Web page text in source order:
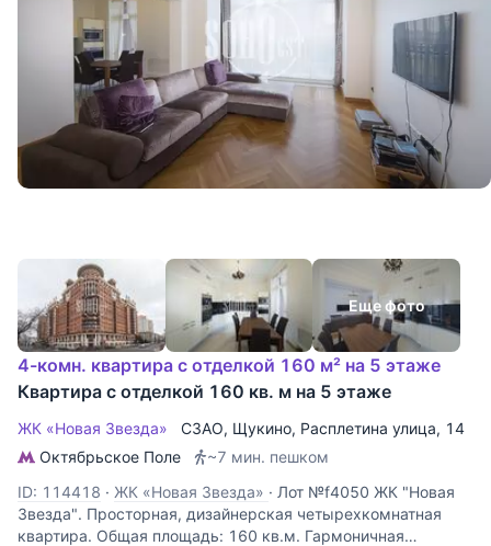
Еще фото
4-комн. квартира с отделкой 160 м² на 5 этаже
Квартира с отделкой 160 кв. м на 5 этаже
ЖК «Новая Звезда» СЗАО, Щукино, Расплетина улица, 14
Октябрьское Поле
~7 мин. пешком
ID: 114418 · ЖК «Новая Звезда» · Лот №f4050 ЖК "Новая
Звезда". Просторная, дизайнерская четырехкомнатная
квартира. Общая площадь: 160 кв.м. Гармоничная